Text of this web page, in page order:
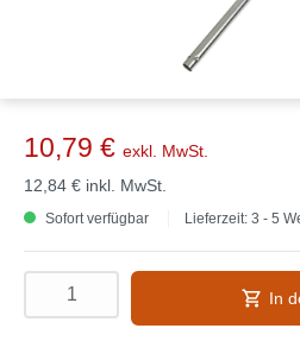
10,79 € exkl. MwSt.
12,84 € inkl. MwSt.
Sofort verfügbar Lieferzeit: 3 - 5
In